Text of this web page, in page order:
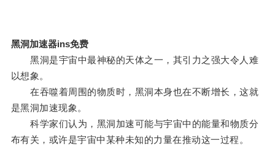
黑洞加速器ins免费
黑洞是宇宙中最神秘的天体之一，其引力之强大令人难
以想象。
在吞噬着周围的物质时，黑洞本身也在不断增长，这就
是黑洞加速现象。
科学家们认为，黑洞加速可能与宇宙中的能量和物质分
布有关，或许是宇宙中某种未知的力量在推动这一过程。